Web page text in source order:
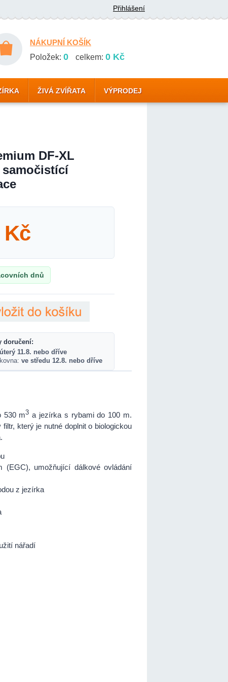
Přihlášení
NÁKUPNÍ KOŠÍK
Položek: 0 celkem: 0 Kč
ŽIVÁ ZVÍŘATA VÝPRODEJ
DF-XL
samočistící
Kč
dnů
doručení:
11.8. nebo dříve
ve středu 12.8. nebo dříve
530 m3 a jezírka s rybami do 100 m.
který je nutné doplnit o biologickou
(EGC), umožňující dálkové ovládání
z jezírka
nářadí